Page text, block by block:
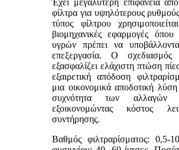
φίλτρα για υψηλότερους
τύπος φίλτρου
βιομηχανικές εφαρμογές όπου
υγρών πρέπει να
επεξεργασία. Ο
εξασφαλίζει ελάχιστη πτώση
εξαιρετική απόδοση
μια οικονομικά αποδοτική
συχνότητα των αλλαγών
εξοικονομώντας κόστος
συντήρησης.
Βαθμός φιλτραρίσματος: 0,5-